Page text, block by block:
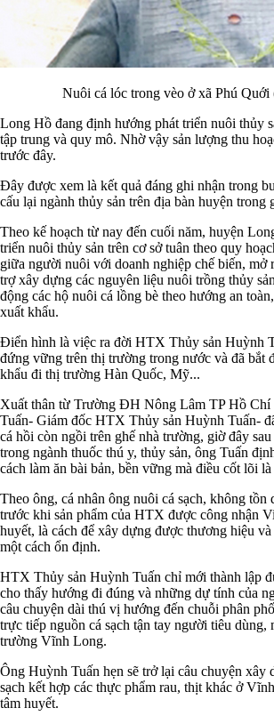
Nuôi cá lóc trong vèo ở xã Phú
Long Hồ đang định hướng phát triển nuôi thủy
tập trung và quy mô. Nhờ vậy sản lượng thu
trước đây.
Đây được xem là kết quả đáng ghi nhận trong
cấu lại ngành thủy sản trên địa bàn huyện trong
Theo kế hoạch từ nay đến cuối năm, huyện
triển nuôi thủy sản trên cơ sở tuân theo quy
giữa người nuôi với doanh nghiệp chế biến, mở
trợ xây dựng các nguyên liệu nuôi trồng thủy
động các hộ nuôi cá lồng bè theo hướng an
xuất khẩu.
Điển hình là việc ra đời HTX Thủy sản Huỳnh
đứng vững trên thị trường trong nước và đã bắt
khẩu đi thị trường Hàn Quốc, Mỹ...
Xuất thân từ Trường ĐH Nông Lâm TP Hồ
Tuấn- Giám đốc HTX Thủy sản Huỳnh Tuấn-
cá hồi còn ngồi trên ghế nhà trường, giờ đây
trong ngành thuốc thú y, thủy sản, ông Tuấn
cách làm ăn bài bản, bền vững mà điều cốt lõi là
Theo ông, cá nhân ông nuôi cá sạch, không tồn
trước khi sản phẩm của HTX được công nhận
huyết, là cách để xây dựng được thương hiệu
một cách ổn định.
HTX Thủy sản Huỳnh Tuấn chỉ mới thành lập
cho thấy hướng đi đúng và những dự tính của
câu chuyện dài thú vị hướng đến chuỗi phân
trực tiếp nguồn cá sạch tận tay người tiêu dùng,
trường Vĩnh Long.
Ông Huỳnh Tuấn hẹn sẽ trở lại câu chuyện xây
sạch kết hợp các thực phẩm rau, thịt khác ở
tâm huyết.